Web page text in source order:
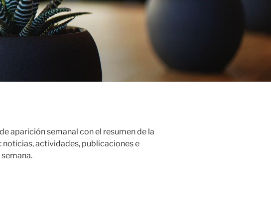
aparición semanal con el resumen de la
noticias, actividades, publicaciones e